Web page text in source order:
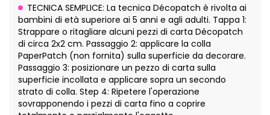
TECNICA SEMPLICE: La tecnica Décopatch è rivolta ai
bambini di età superiore ai 5 anni e agli adulti. Tappa 1:
Strappare o ritagliare alcuni pezzi di carta Décopatch
di circa 2x2 cm. Passaggio 2: applicare la colla
PaperPatch (non fornita) sulla superficie da decorare.
Passaggio 3: posizionare un pezzo di carta sulla
superficie incollata e applicare sopra un secondo
strato di colla. Step 4: Ripetere l'operazione
sovrapponendo i pezzi di carta fino a coprire